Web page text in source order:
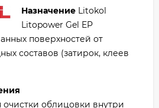
Назначение Litokol
Litopower Gel EP
поверхностей от
составов (затирок, клеев
облицовки внутри